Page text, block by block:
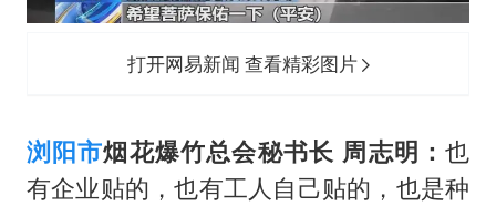
打开网易新闻 查看精彩图片
浏阳市烟花爆竹总会秘书长 周志明：也
有企业贴的，也有工人自己贴的，也是种